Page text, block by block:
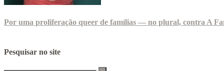
Por uma proliferação queer de famílias — no plural, contra A
Pesquisar no site